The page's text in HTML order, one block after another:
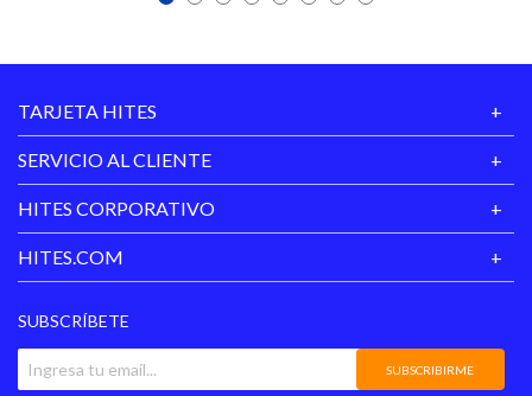
TARJETA HITES
SERVICIO AL CLIENTE
HITES CORPORATIVO
HITES.COM
SUBSCRÍBETE
SUBSCRIBIRME